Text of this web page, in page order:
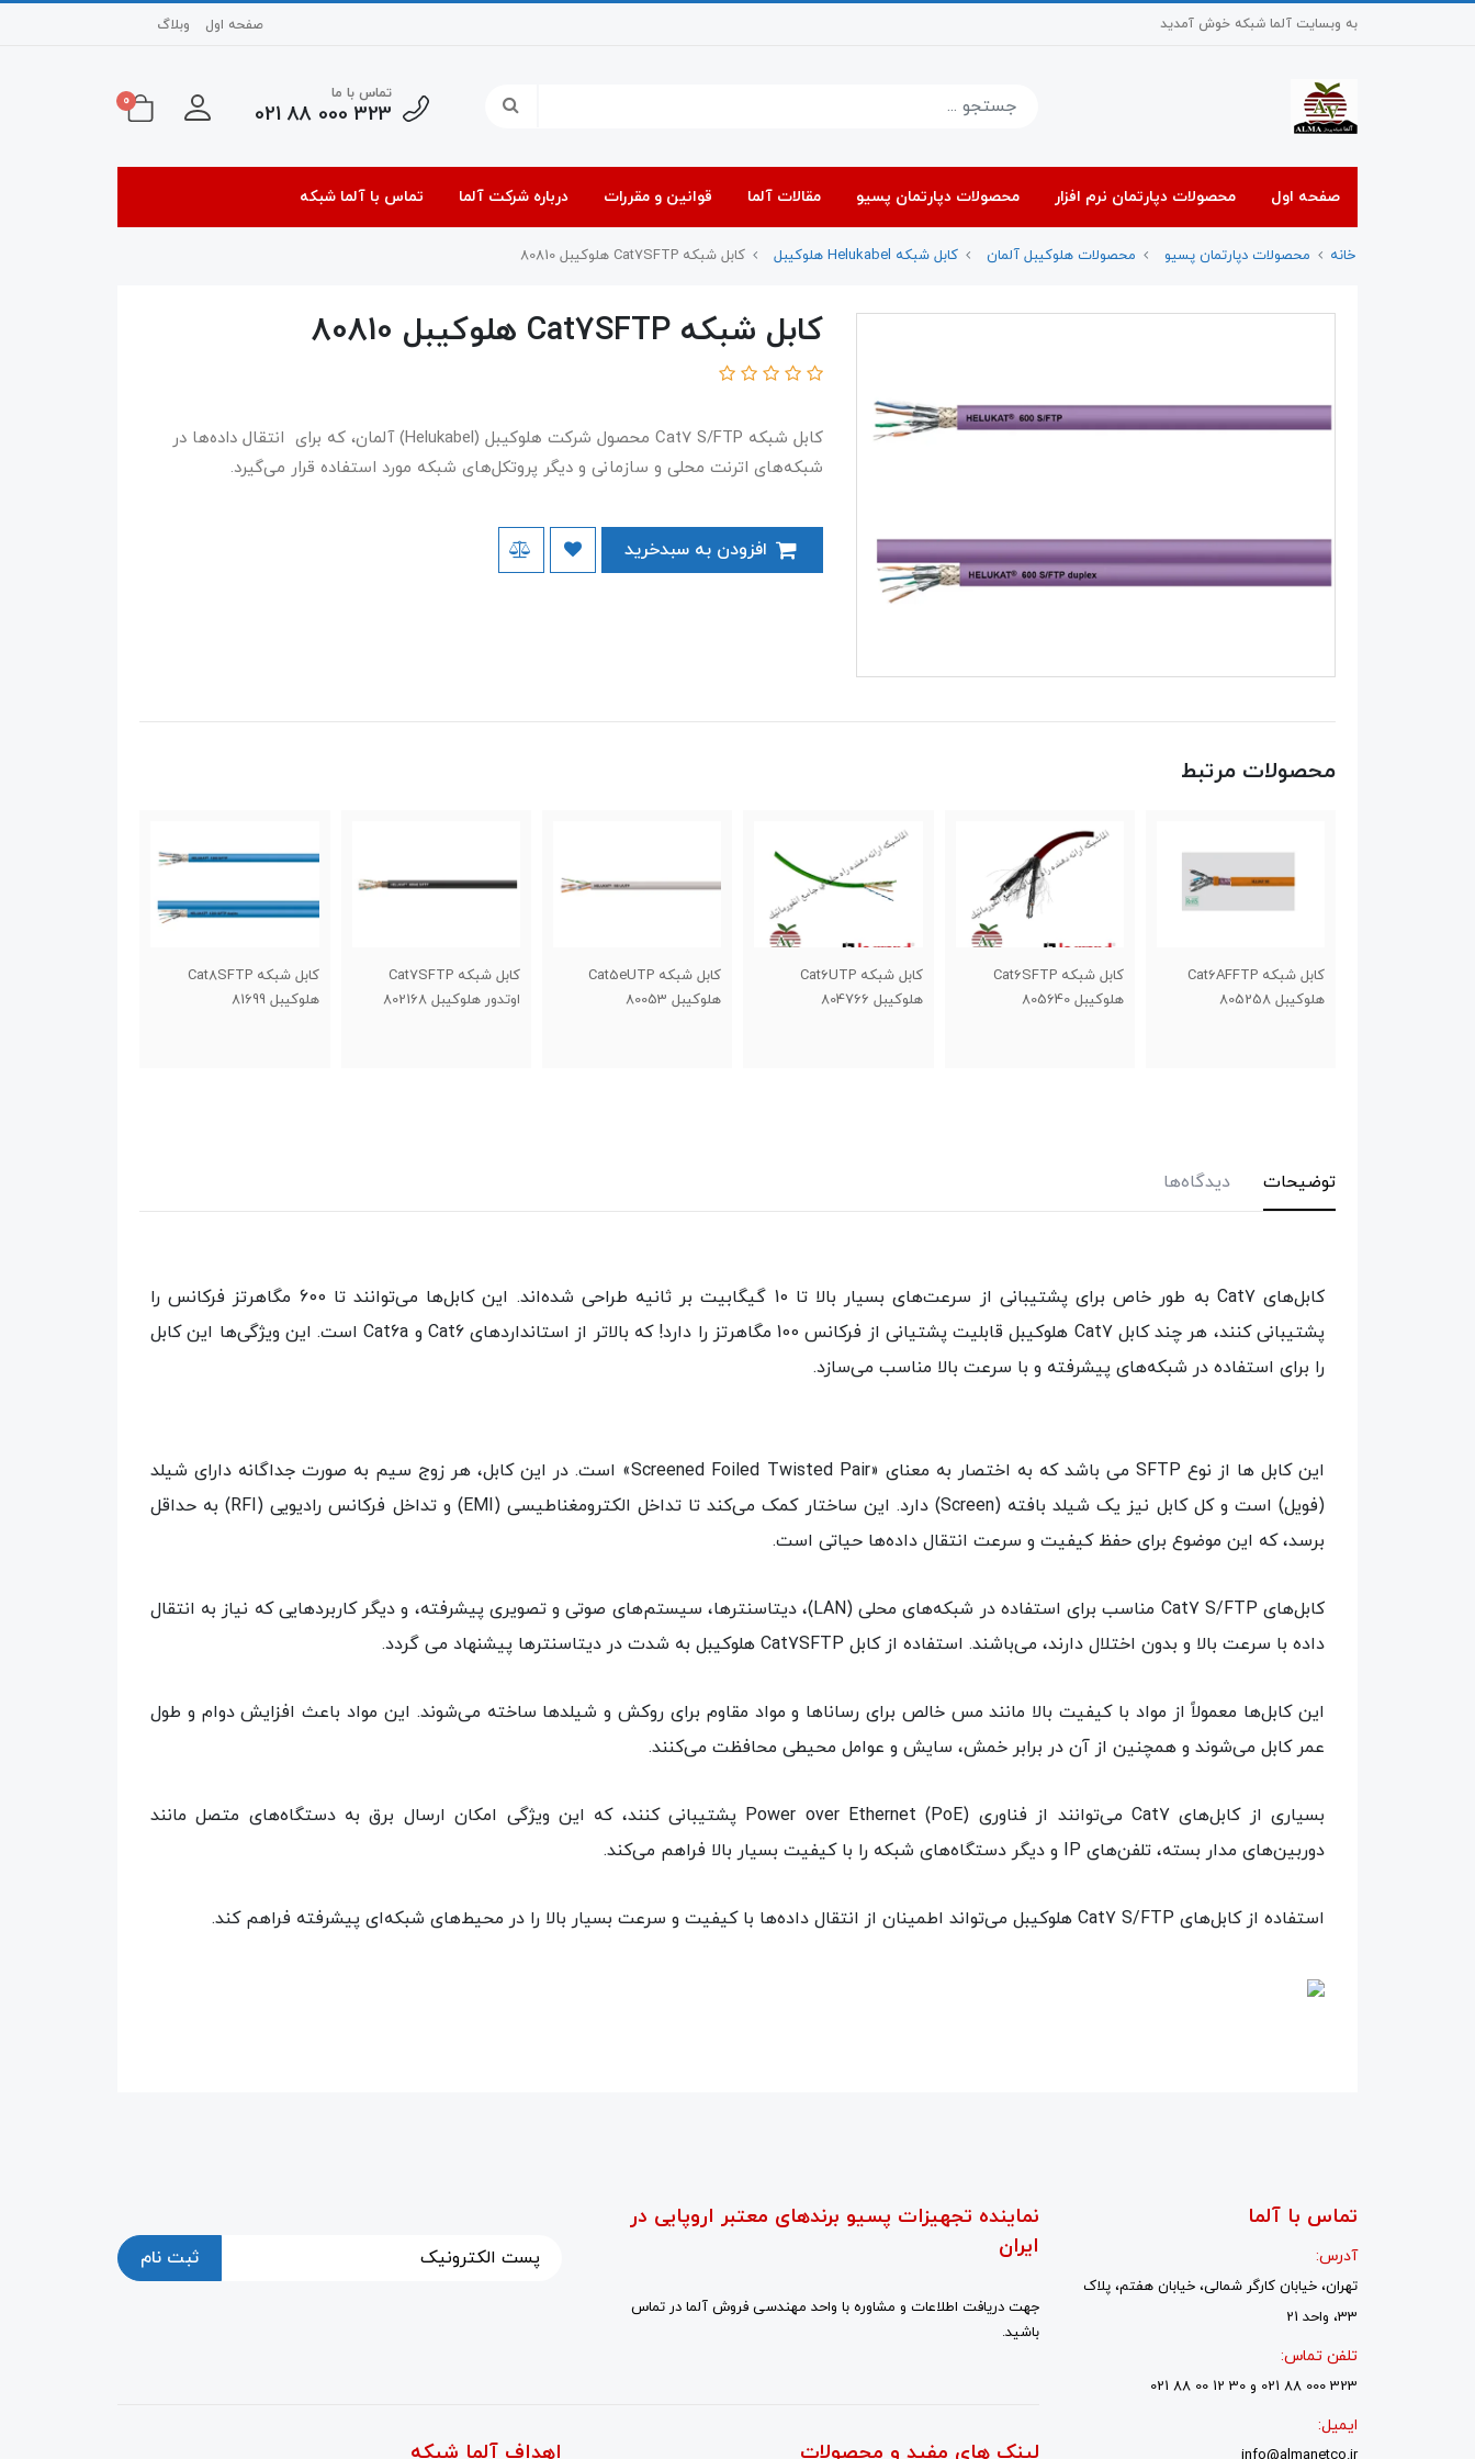
به وبسایت آلما شبکه خوش آمدید صفحه اول وبلاگ
تماس با ما
323 000 88 021
0
صفحه اول محصولات دپارتمان نرم افزار محصولات دپارتمان پسیو مقالات آلما قوانین و مقررات درباره شرکت آلما تماس با آلما شبکه
خانه محصولات دپارتمان پسیو محصولات هلوکیبل آلمان کابل شبکه Helukabel هلوکیبل کابل شبکه Cat7SFTP هلوکیبل 80810
کابل شبکه Cat7SFTP هلوکیبل 80810
کابل شبکه Cat7 S/FTP محصول شرکت هلوکیبل (Helukabel) آلمان، که برای انتقال داده‌ها در
شبکه‌های اترنت محلی و سازمانی و دیگر پروتکل‌های شبکه مورد استفاده قرار می‌گیرد.
محصولات مرتبط
کابل شبکه Cat6SFTP
هلوکیبل 805640
کابل شبکه Cat6UTP
هلوکیبل 804766
کابل شبکه Cat5eUTP
هلوکیبل 80053
کابل شبکه Cat7SFTP
اوتدور هلوکیبل 802168
کابل شبکه Cat8SFTP
هلوکیبل 81699
کابل شبکه Cat6AFFTP
هلوکیبل 805258
توضیحات دیدگاه‌ها
کابل‌های Cat7 به طور خاص برای پشتیبانی از سرعت‌های بسیار بالا تا 10 گیگابیت بر ثانیه طراحی شده‌اند. این کابل‌ها می‌توانند تا 600 مگاهرتز فرکانس را
پشتیبانی کنند، هر چند کابل Cat7 هلوکیبل قابلیت پشتیانی از فرکانس 100 مگاهرتز را دارد! که بالاتر از استانداردهای Cat6 و Cat6a است. این ویژگی‌ها این کابل
را برای استفاده در شبکه‌های پیشرفته و با سرعت بالا مناسب می‌سازد.
این کابل ها از نوع SFTP می باشد که به اختصار به معنای «Screened Foiled Twisted Pair» است. در این کابل، هر زوج سیم به صورت جداگانه دارای شیلد
(فویل) است و کل کابل نیز یک شیلد بافته (Screen) دارد. این ساختار کمک می‌کند تا تداخل الکترومغناطیسی (EMI) و تداخل فرکانس رادیویی (RFI) به حداقل
برسد، که این موضوع برای حفظ کیفیت و سرعت انتقال داده‌ها حیاتی است.
کابل‌های Cat7 S/FTP مناسب برای استفاده در شبکه‌های محلی (LAN)، دیتاسنترها، سیستم‌های صوتی و تصویری پیشرفته، و دیگر کاربردهایی که نیاز به انتقال
داده با سرعت بالا و بدون اختلال دارند، می‌باشند. استفاده از کابل Cat7SFTP هلوکیبل به شدت در دیتاسنترها پیشنهاد می گردد.
این کابل‌ها معمولاً از مواد با کیفیت بالا مانند مس خالص برای رساناها و مواد مقاوم برای روکش و شیلدها ساخته می‌شوند. این مواد باعث افزایش دوام و طول
عمر کابل می‌شوند و همچنین از آن در برابر خمش، سایش و عوامل محیطی محافظت می‌کنند.
بسیاری از کابل‌های Cat7 می‌توانند از فناوری Power over Ethernet (PoE) پشتیبانی کنند، که این ویژگی امکان ارسال برق به دستگاه‌های متصل مانند
دوربین‌های مدار بسته، تلفن‌های IP و دیگر دستگاه‌های شبکه را با کیفیت بسیار بالا فراهم می‌کند.
استفاده از کابل‌های Cat7 S/FTP هلوکیبل می‌تواند اطمینان از انتقال داده‌ها با کیفیت و سرعت بسیار بالا را در محیط‌های شبکه‌ای پیشرفته فراهم کند.
تماس با آلما
آدرس:
تهران، خیابان کارگر شمالی، خیابان هفتم، پلاک
33، واحد 21
تلفن تماس:
323 000 88 021 و 30 12 00 88 021
ایمیل:
نماینده تجهیزات پسیو برندهای معتبر اروپایی در
ایران
جهت دریافت اطلاعات و مشاوره با واحد مهندسی فروش آلما در تماس
باشید.
ثبت نام
لینک های مفید و محصولات اهداف آلما شبکه